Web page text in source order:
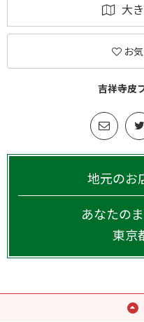
大
お
吉祥寺皮
地元のお
あなたの
東京